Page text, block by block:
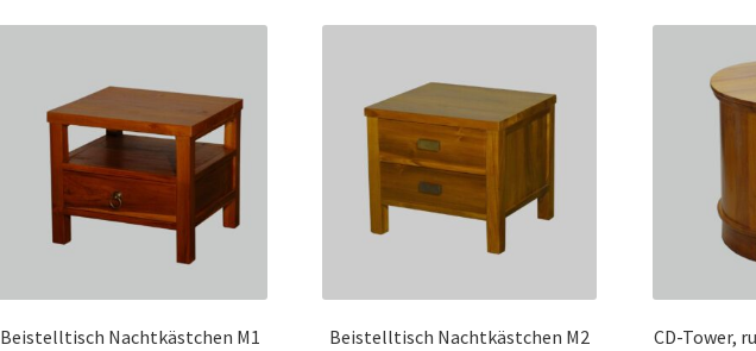
Beistelltisch Nachtkästchen M1 Beistelltisch Nachtkästchen M2 CD-Tower,